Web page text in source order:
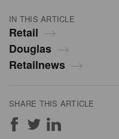
IN THIS ARTICLE
Retail
Douglas
Retailnews
SHARE THIS ARTICLE